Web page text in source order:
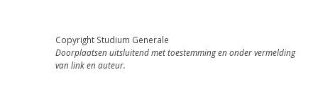
Copyright Studium Generale
Doorplaatsen uitsluitend met toestemming en onder vermelding
van link en auteur.